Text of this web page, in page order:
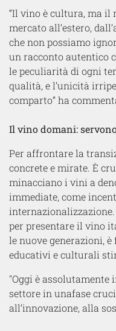
“Il vino è cultura, ma il
mercato all’estero,
che non possiamo
un racconto autentico
le peculiarità di ogni
qualità, e l’unicità
comparto” ha
Il vino domani:
Per affrontare la
concrete e mirate. È
minacciano i vini a
immediate, come
per presentare il vino
le nuovegenerazioni,
educativi e culturali
"Oggi è assolutamente
settorein unafase
all’innovazione, alla